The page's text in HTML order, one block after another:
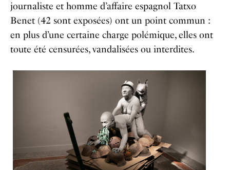
journaliste et homme d’affaire espagnol Tatxo
Benet (42 sont exposées) ont un point commun :
en plus d’une certaine charge polémique, elles ont
toute été censurées, vandalisées ou interdites.